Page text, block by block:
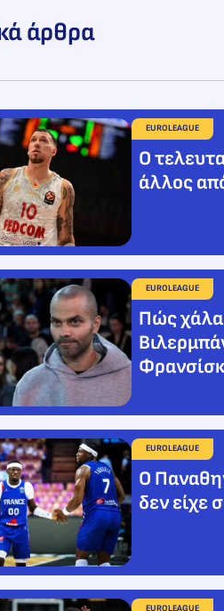
άρθρα
EUROLEAGUE
Ο
άλλος
EUROLEAGUE
Πώς
EUROLEAGUE
Ο
δεν είχε
EUROLEAGUE